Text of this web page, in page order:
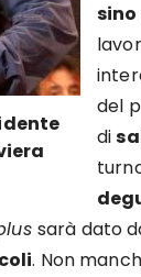
sino
del
di
sarà dato
. Non